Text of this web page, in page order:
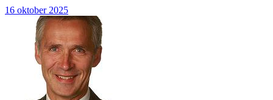
16 oktober 2025